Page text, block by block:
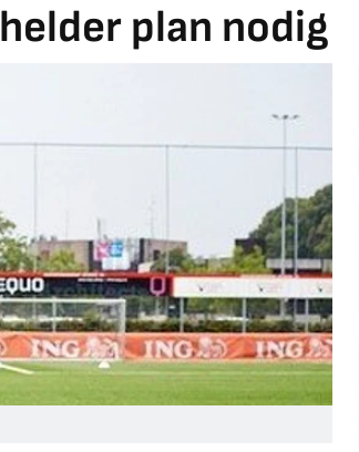
plan nodig